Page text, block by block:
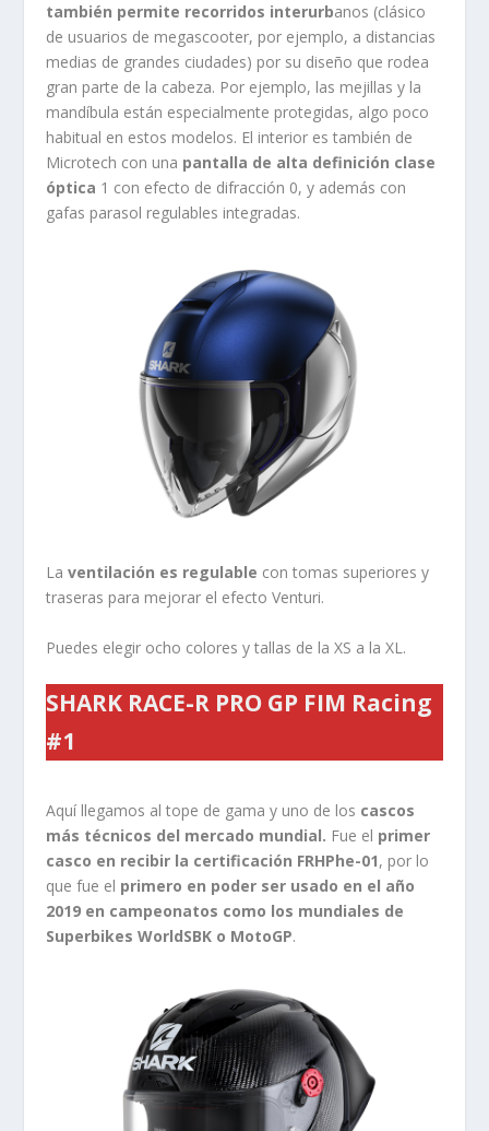
también permite recorridos interurbanos (clásico
de usuarios de megascooter, por ejemplo, a distancias
medias de grandes ciudades) por su diseño que rodea
gran parte de la cabeza. Por ejemplo, las mejillas y la
mandíbula están especialmente protegidas, algo poco
habitual en estos modelos. El interior es también de
Microtech con una pantalla de alta definición clase
óptica 1 con efecto de difracción 0, y además con
gafas parasol regulables integradas.
Laventilación es regulable con tomas superiores y
traseras para mejorar el efecto Venturi.
Puedes elegir ocho colores y tallas de la XS a la XL.
SHARK RACE-R PRO GP FIM Racing
#1
Aquí llegamos al tope de gama y uno de los cascos
más técnicos del mercado mundial. Fue el primer
casco en recibir la certificación FRHPhe-01, por lo
que fue el primero en poder ser usado en el año
2019 en campeonatos como los mundiales de
Superbikes WorldSBK o MotoGP.